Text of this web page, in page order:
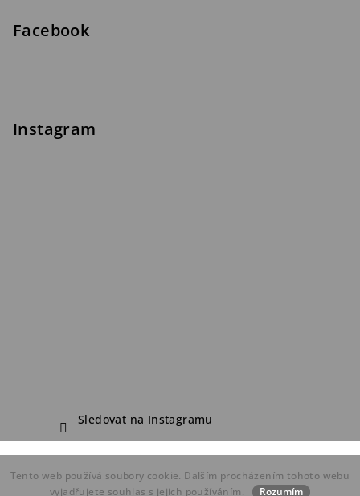
Tento web používá soubory cookie. Dalším procházením tohoto webu
vyjadřujete souhlas s jejich používáním.
Rozumím
Facebook
Instagram
Sledovat na Instagramu
Copyright 2026FDF Bike Shop. Všechna práva vyhrazena.
Vytvořil Shoptet